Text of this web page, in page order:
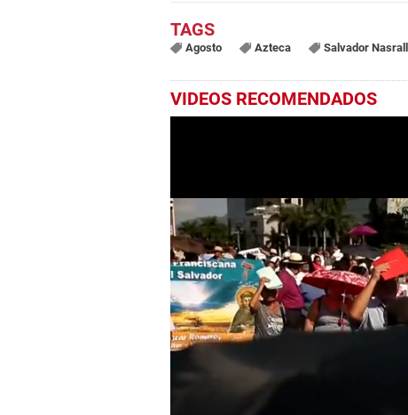
Agosto Azteca Salvador
VIDEOS RECOMENDADOS